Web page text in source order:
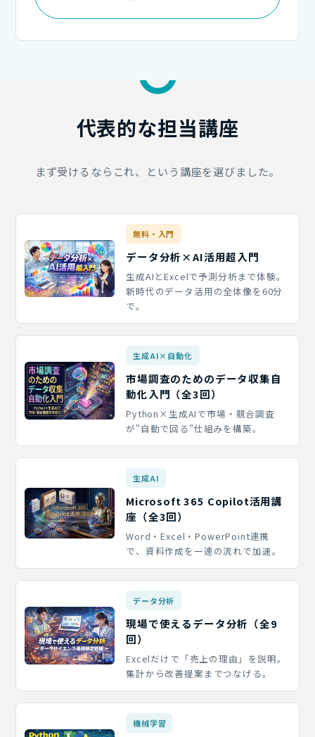
代表的な担当講座
まず受けるならこれ、という講座を選びました。
無料・入門
データ分析×AI活用超入門
生成AIとExcelで予測分析まで体験。
新時代のデータ活用の全体像を60分
で。
生成AI×自動化
市場調査のためのデータ収集自
動化入門（全3回）
Python×生成AIで市場・競合調査
が"自動で回る"仕組みを構築。
生成AI
Microsoft 365 Copilot活用講
座（全3回）
Word・Excel・PowerPoint連携
で、資料作成を一連の流れで加速。
データ分析
現場で使えるデータ分析（全9
回）
Excelだけで「売上の理由」を説明。
集計から改善提案までつなげる。
機械学習